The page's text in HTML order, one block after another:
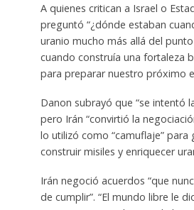
A quienes critican a Israel o
preguntó “¿dónde estaban
uranio mucho más allá del
cuando construía una fortaleza
para preparar nuestro próximo
Danon subrayó que “se intentó
pero Irán “convirtió la
lo utilizó como “camuflaje”
construir misiles y enriquecer
Irán negoció acuerdos “que
de cumplir”. “El mundo libre le